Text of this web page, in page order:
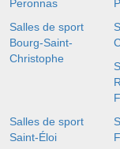
Peronnas
Salles de sport
Bourg-Saint-
Christophe
Salles de sport
Saint-Éloi